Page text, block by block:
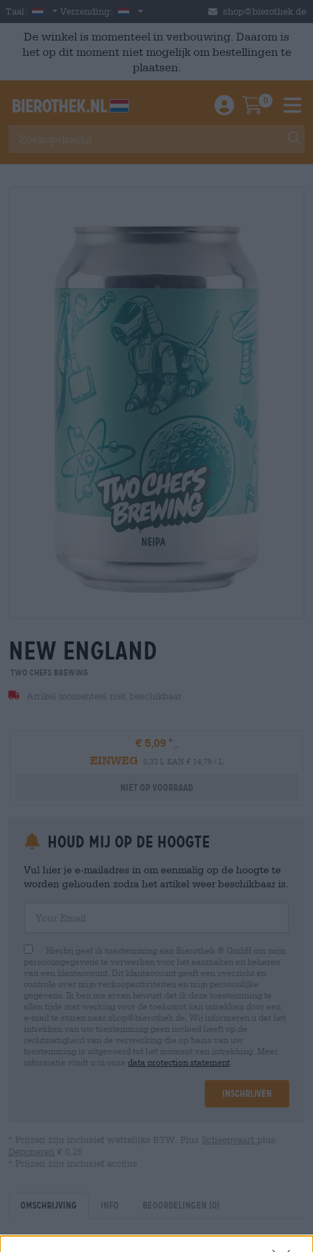
Skip to main content
Taal: Dutch
Verzending: Nederland shop@bierothek.de
De winkel is momenteel in verbouwing. Daarom is
het op dit moment niet mogelijk om bestellingen te
plaatsen.
Einloggen /
0
new england
Two Chefs Brewing
Artikel momenteel niet beschikbaar
€ 5,09
EINWEG
0,33 L KAN € 14,79 / L
Niet op voorraad
Houd mij op de hoogte
Vul hier je e-mailadres in om eenmalig op de hoogte te
worden gehouden zodra het artikel weer beschikbaar is.
Hierbij geef ik toestemming aan Bierothek ® GmbH om mijn
persoonsgegevens te verwerken voor het aanmaken en beheren
van een klantaccount. Dit klantaccount geeft een overzicht en
controle over mijn verkoopactiviteiten en mijn persoonlijke
gegevens. Ik ben me ervan bewust dat ik deze toestemming te
allen tijde met werking voor de toekomst kan intrekken door een
e-mail te sturen naar shop@bierothek.de. Wij informeren u dat het
intrekken van uw toestemming geen invloed heeft op de
rechtmatigheid van de verwerking die op basis van uw
toestemming is uitgevoerd tot het moment van intrekking. Meer
informatie vindt u in onze data protection statement
Inschrijven
* Prijzen zijn inclusief wettelijke BTW. Plus Scheepvaart plus
Deponeren € 0,25
* Prijzen zijn inclusief accijns
Omschrijving Info Beoordelingen (0)